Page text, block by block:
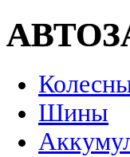
Шины